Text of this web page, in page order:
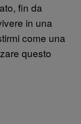
fin da
in una
come una
questo